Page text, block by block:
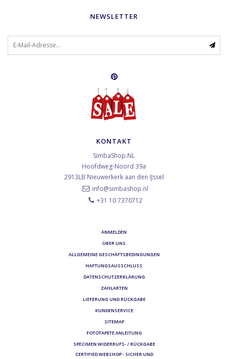
NEWSLETTER
KONTAKT
SimbaShop.NL
Hoofdweg-Noord 39a
2913LB Nieuwerkerk aan den IJssel
info@simbashop.nl
+31 10 7370712
ANMELDEN
ÜBER UNS
ALLGEMEINE GESCHÄFTSBEDINGUNGEN
HAFTUNGSAUSSCHLUSS
DATENSCHUTZERKLÄRUNG
ZAHLARTEN
LIEFERUNG UND RÜCKGABE
KUNDENSERVICE
SITEMAP
FOTOTAPETE ANLEITUNG
SPECIMEN WIDERRUFS- / RÜCKGABE
CERTIFIED WEBSHOP - SICHER UND